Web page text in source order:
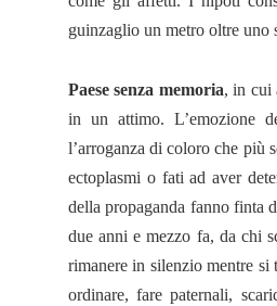
guinzaglio un metro oltre uno
Paese senza memoria, in cui
in un attimo. L’emozione
l’arroganza di coloro che più
ectoplasmi o fati ad aver
della propaganda fanno finta
due anni e mezzo fa, da chi
rimanere in silenzio mentre
ordinare, fare paternali,